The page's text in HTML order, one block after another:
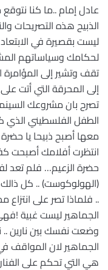
عادل إمام ..ما كنا
الذبيح هذه التصريحات
ليست بقصيرة في
لحكامك وسياساتهم
تقف وتشير إلى
إلى المحرقة التي أتت
تصرح بان مشروعك
الطفل الفلسطيني الذي
معها أصبح ذبيحا يا حضرة
انتظرت أفلامك أصبحت
حضرة الزعيم… فلم
(الهولوكوست) .. كل
.. فلماذا تصر على انتزاع
الجماهير ليست غبية
وضعت نفسك بين نارين ..
الجماهير لان المواقف
هي التي تحكم على